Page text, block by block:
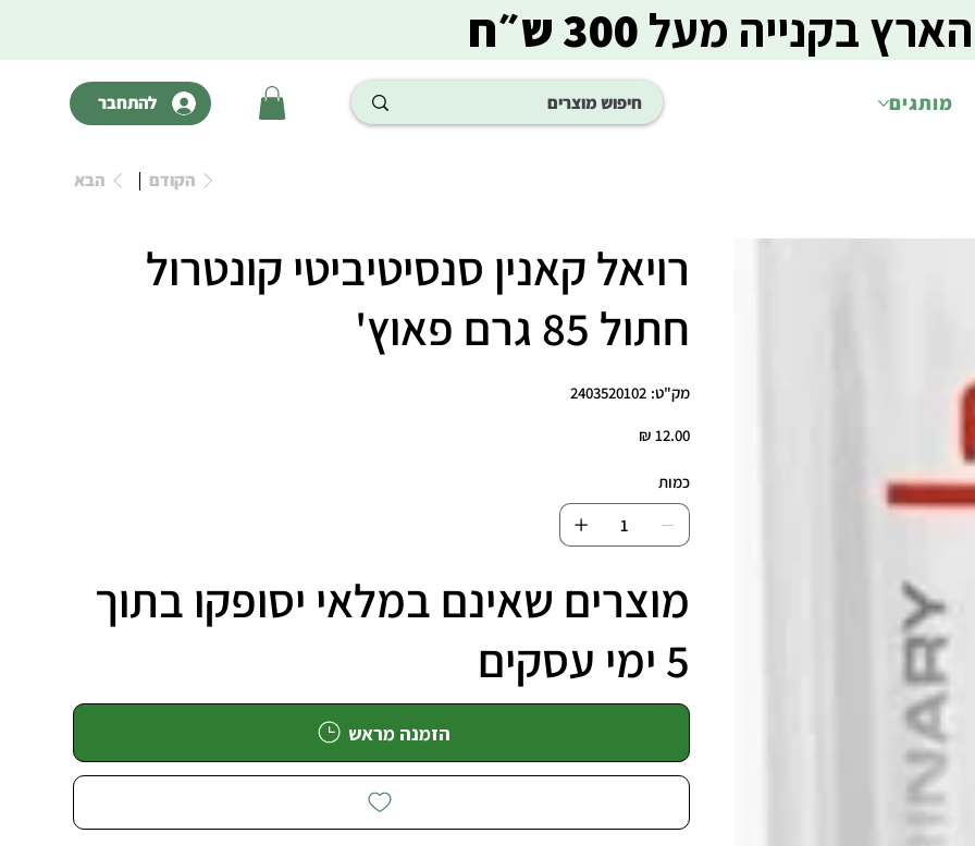
מותגים להתחבר
בקנייה מעל300 ש״ח
הקודם הבא
רויאל קאנין סנסיטיביטי קונטרול
חתול 85 גרם פאוץ'
מק"ט:
מק"ט
2403520102
2403520102
מחיר ‏12.00 ‏₪
כמות
מוצרים שאינם במלאי יסופקו בתוך
5 ימי עסקים
הזמנה מראש